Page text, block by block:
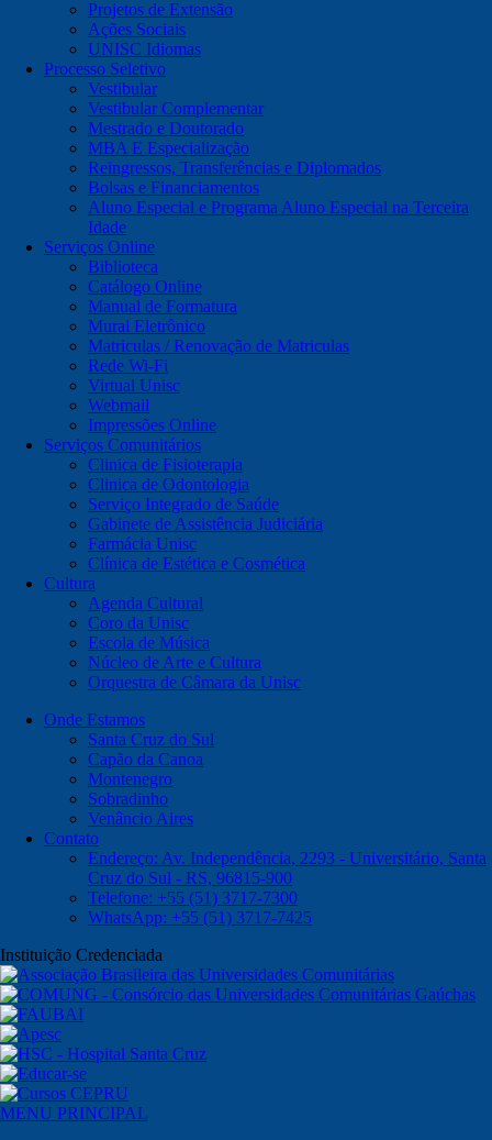
Projetos de Extensão
Ações Sociais
UNISC Idiomas
Processo Seletivo
Vestibular
Vestibular Complementar
Mestrado e Doutorado
MBA E Especialização
Reingressos, Transferências e Diplomados
Bolsas e Financiamentos
Aluno Especial e Programa Aluno Especial na Terceira
Idade
Serviços Online
Biblioteca
Catálogo Online
Manual de Formatura
Mural Eletrônico
Matriculas / Renovação de Matriculas
Rede Wi-Fi
Virtual Unisc
Webmail
Impressões Online
Serviços Comunitários
Clinica de Fisioterapia
Clinica de Odontologia
Serviço Integrado de Saúde
Gabinete de Assistência Judiciária
Farmácia Unisc
Clínica de Estética e Cosmética
Cultura
Agenda Cultural
Coro da Unisc
Escola de Música
Núcleo de Arte e Cultura
Orquestra de Câmara da Unisc
Onde Estamos
Santa Cruz do Sul
Capão da Canoa
Montenegro
Sobradinho
Venâncio Aires
Contato
Endereço: Av. Independência, 2293 - Universitário, Santa
Cruz do Sul - RS, 96815-900
Telefone: +55 (51) 3717-7300
WhatsApp: +55 (51) 3717-7425
Instituição Credenciada
MENU PRINCIPAL